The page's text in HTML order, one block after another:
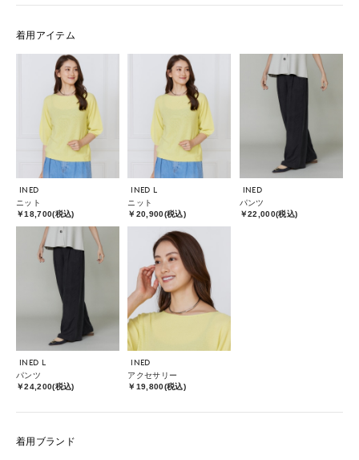
着用アイテム
INED
ニット
￥18,700(税込)
INED L
ニット
￥20,900(税込)
INED
パンツ
￥22,000(税込)
INED L
パンツ
￥24,200(税込)
INED
アクセサリー
￥19,800(税込)
着用ブランド